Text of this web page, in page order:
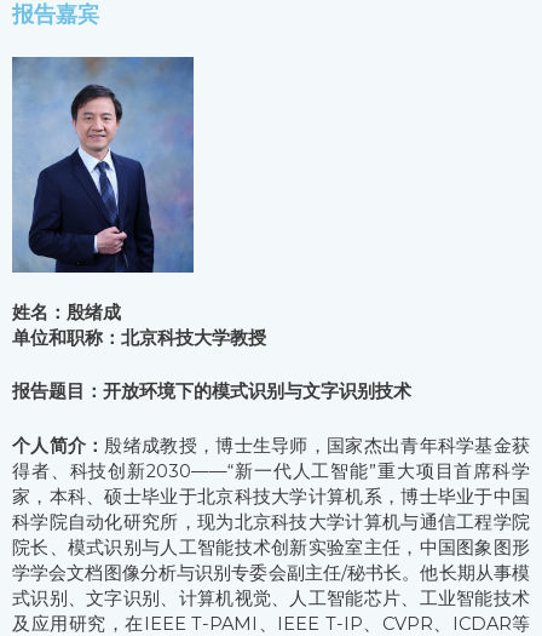
报告嘉宾
姓名：殷绪成
单位和职称：北京科技大学教授
报告题目：开放环境下的模式识别与文字识别技术
个人简介： 殷绪成教授，博士生导师，国家杰出青年科学基金获
得者、科技创新2030——“新一代人工智能”重大项目首席科学
家，本科、硕士毕业于北京科技大学计算机系，博士毕业于中国
科学院自动化研究所，现为北京科技大学计算机与通信工程学院
院长、模式识别与人工智能技术创新实验室主任，中国图象图形
学学会文档图像分析与识别专委会副主任/秘书长。他长期从事模
式识别、文字识别、计算机视觉、人工智能芯片、工业智能技术
及应用研究，在IEEE T-PAMI、IEEE T-IP、CVPR、ICDAR等